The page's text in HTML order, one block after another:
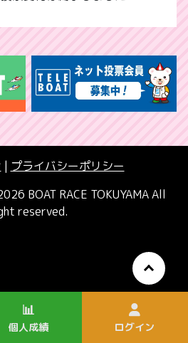
| プライバシーポリシー
BOAT RACE TOKUYAMA All
reserved.
📊
個人成績 ログイン